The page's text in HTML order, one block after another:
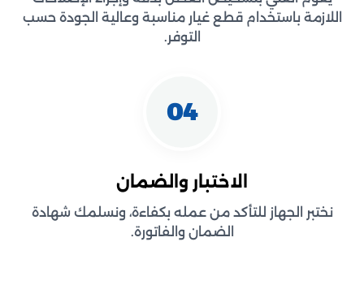
اللازمة باستخدام قطع غيار مناسبة وعالية الجودة حسب
التوفر.
04
الاختبار والضمان
نختبر الجهاز للتأكد من عمله بكفاءة، ونسلمك شهادة
الضمان والفاتورة.